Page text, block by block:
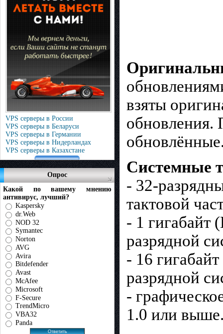
VPS серверы в России
VPS серверы в Беларуси
VPS серверы в Германии
VPS серверы в Нидерландах
VPS серверы в Казахстане
Опрос
Какой по вашему мнению
антивирус, лучший?
Kaspersky
dr.Web
NOD 32
Symantec
Norton
AVG
Avira
Bitdefender
Avast
McAfee
Microsoft
F-Secure
TrendMicro
VBA32
Panda
взяты
обновления.
Системные
- 32-
тактовой
- 1 гигабайт
разрядной
- 16
разрядной
-
1.0 или